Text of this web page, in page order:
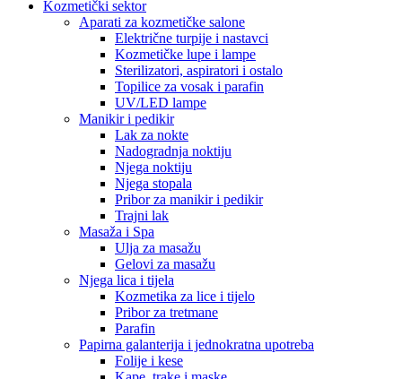
Kozmetički sektor
Aparati za kozmetičke salone
Električne turpije i nastavci
Kozmetičke lupe i lampe
Sterilizatori, aspiratori i ostalo
Topilice za vosak i parafin
UV/LED lampe
Manikir i pedikir
Lak za nokte
Nadogradnja noktiju
Njega noktiju
Njega stopala
Pribor za manikir i pedikir
Trajni lak
Masaža i Spa
Ulja za masažu
Gelovi za masažu
Njega lica i tijela
Kozmetika za lice i tijelo
Pribor za tretmane
Parafin
Papirna galanterija i jednokratna upotreba
Folije i kese